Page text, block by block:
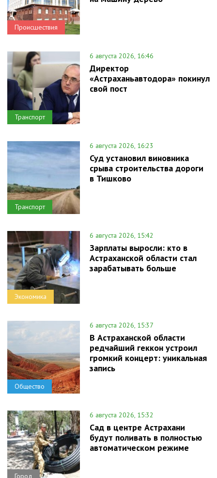
Происшествия
Транспорт
6 августа 2026, 16:46
Директор
«Астраханьавтодора» покинул
свой пост
Транспорт
6 августа 2026, 16:23
Суд установил виновника
срыва строительства дороги
в Тишково
Экономика
6 августа 2026, 15:42
Зарплаты выросли: кто в
Астраханской области стал
зарабатывать больше
Общество
6 августа 2026, 15:37
В Астраханской области
редчайший геккон устроил
громкий концерт: уникальная
запись
Город
6 августа 2026, 15:32
Сад в центре Астрахани
будут поливать в полностью
автоматическом режиме